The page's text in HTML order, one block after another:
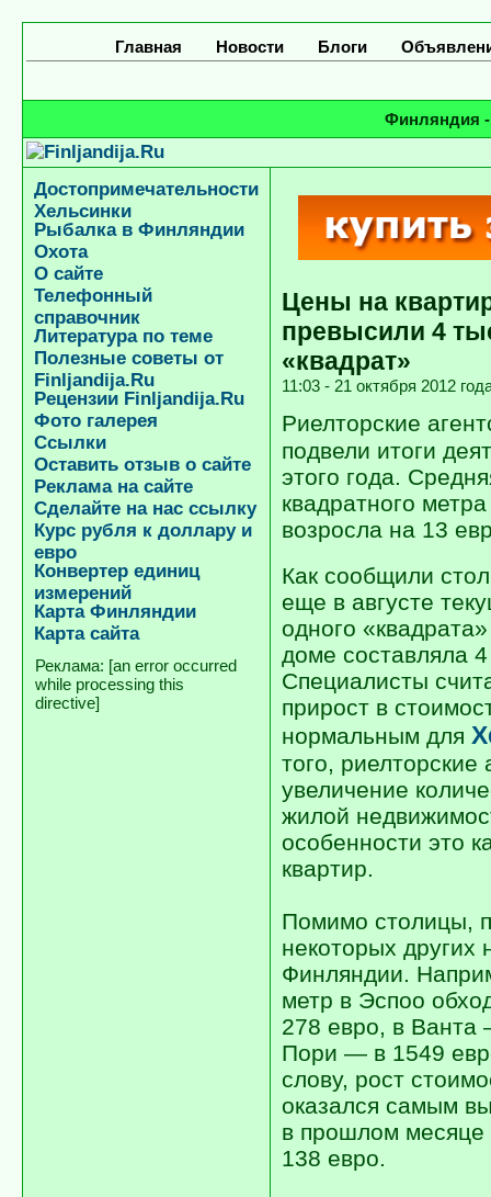
Главная Новости Блоги
Финляндия -
Достопримечательности
Хельсинки
Рыбалка в Финляндии
Охота
О сайте
Телефонный
справочник
Литература по теме
Полезные советы от
Finljandija.Ru
Рецензии Finljandija.Ru
Фото галерея
Ссылки
Оставить отзыв о сайте
Реклама на сайте
Сделайте на нас ссылку
Курс рубля к доллару и
евро
Конвертер единиц
измерений
Карта Финляндии
Карта сайта
[an error occurred
while processing this
directive]
Цены на
превысили 4
«квадрат»
11:03 - 21 октября 2012
Риелторские
подвели итоги
этого года.
квадратного
возросла на 13
Как сообщили
еще в августе
одного
доме составляла
Специалисты
прирост в
нормальным для
того, риелторские
увеличение
жилой
особенности это
квартир.
Помимо столицы,
некоторых других
Финляндии.
метр в Эспоо
278 евро, в Ванта
Пори — в 1549
слову, рост
оказался самым
в прошлом месяце
138 евро.